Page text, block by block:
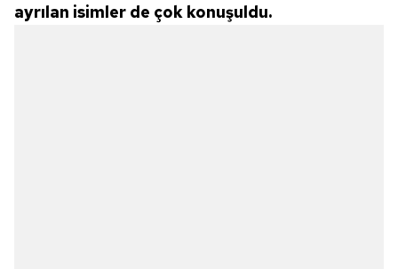
ayrılan isimler de çok konuşuldu.